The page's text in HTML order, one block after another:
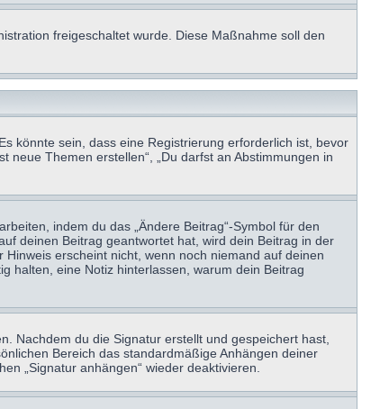
freigeschaltet wurde. Diese Maßnahme soll den
könnte sein, dass eine Registrierung erforderlich ist, bevor
Themen erstellen“, „Du darfst an Abstimmungen in
indem du das „Ändere Beitrag“-Symbol für den
deinen Beitrag geantwortet hat, wird dein Beitrag in der
erscheint nicht, wenn noch niemand auf deinen
halten, eine Notiz hinterlassen, warum dein Beitrag
Nachdem du die Signatur erstellt und gespeichert hast,
Bereich das standardmäßige Anhängen deiner
„Signatur anhängen“ wieder deaktivieren.